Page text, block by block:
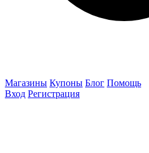
Магазины Купоны Блог Помощь
Вход Регистрация